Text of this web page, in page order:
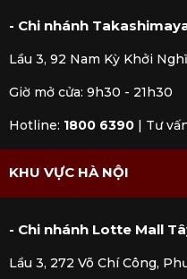
- Chi nhánh
Lầu 3, 92 Nam Kỳ Khởi
Giờ mở cửa: 9h30 - 21h30
Hotline: 1800 6390 Tư
KHU VỰC HÀ NỘI
- Chi nhánh Lotte Mall
Lầu 3, 272 Võ Chí Công,